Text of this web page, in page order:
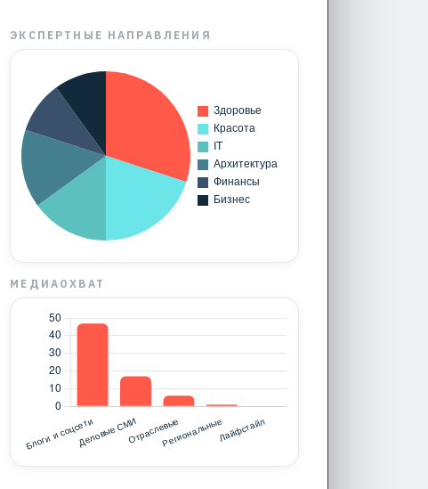
ЭКСПЕРТНЫЕ НАПРАВЛЕНИЯ
МЕДИАОХВАТ